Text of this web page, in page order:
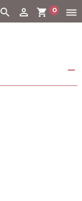
dehaze
shopping_cart 0
person_outline
search
remove